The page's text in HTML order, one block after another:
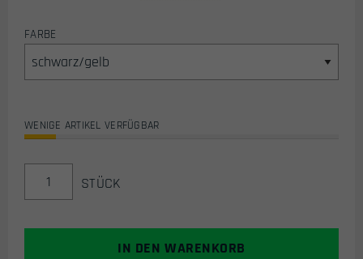
FARBE
WENIGE ARTIKEL VERFÜGBAR
AIRSOFT
STÜCK
IN DEN WARENKORB